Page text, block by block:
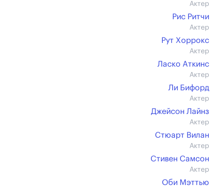
Актер
Рис Ритчи
Актер
Рут Хоррокс
Актер
Ласко Аткинс
Актер
Ли Бифорд
Актер
Джейсон Лайнз
Актер
Стюарт Вилан
Актер
Стивен Самсон
Актер
Оби Мэттью